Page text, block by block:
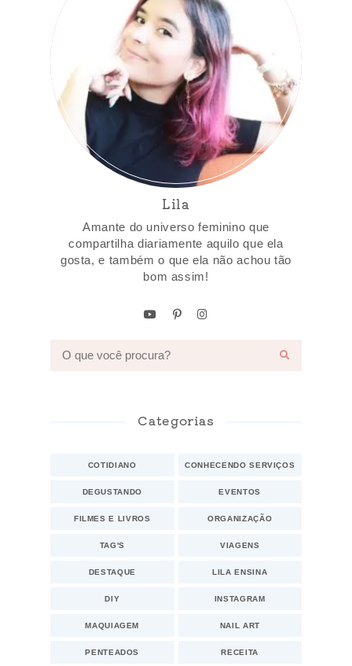
Lila
Amante do universo feminino que
compartilha diariamente aquilo que ela
gosta, e também o que ela não achou tão
bom assim!
Categorias
COTIDIANO CONHECENDO SERVIÇOS
DEGUSTANDO EVENTOS
FILMES E LIVROS ORGANIZAÇÃO
TAG'S VIAGENS
DESTAQUE LILA ENSINA
DIY INSTAGRAM
MAQUIAGEM NAIL ART
PENTEADOS RECEITA